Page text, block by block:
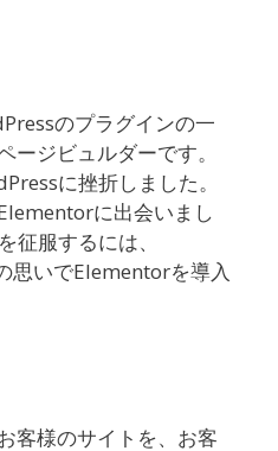
のプラグインの一
ージビュルダーです。
に挫折しました。
に出会いまし
征服するには、
思いでElementorを導入
客様のサイトを、お客